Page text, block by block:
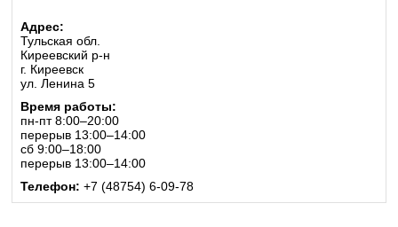
Адрес:
Тульская обл.
Киреевский р-н
г. Киреевск
ул. Ленина 5
Время работы:
пн-пт 8:00–20:00
перерыв 13:00–14:00
сб 9:00–18:00
перерыв 13:00–14:00
Телефон: +7 (48754) 6-09-78